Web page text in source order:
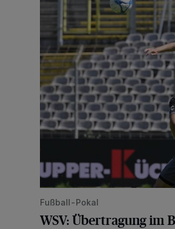
Fußball-Pokal
WSV: Übertragung im